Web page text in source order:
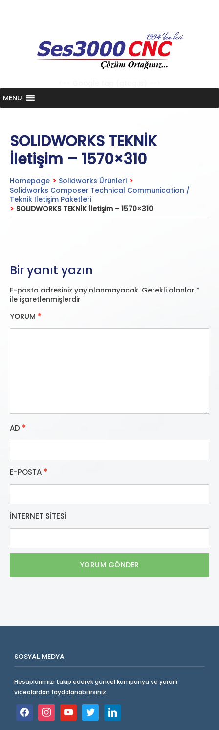
content
MENU
SOLIDWORKS TEKNİK
İletişim – 1570×310
Homepage > Solidworks Ürünleri >
Solidworks Composer Technical Communication /
Teknik İletişim Paketleri
> SOLIDWORKS TEKNİK İletişim – 1570×310
Bir yanıt yazın
E-posta adresiniz yayınlanmayacak. Gerekli alanlar *
ile işaretlenmişlerdir
YORUM *
AD *
E-POSTA *
İNTERNET SITESI
SOSYAL MEDYA
Hesaplarımızı takip ederek güncel kampanya ve yararlı
videolardan faydalanabilirsiniz.
facebookinstagramyoutube twitter linkedin